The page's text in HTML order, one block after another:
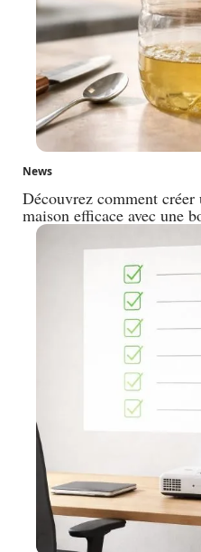
News
Découvrez comment créer
maison efficace avec une